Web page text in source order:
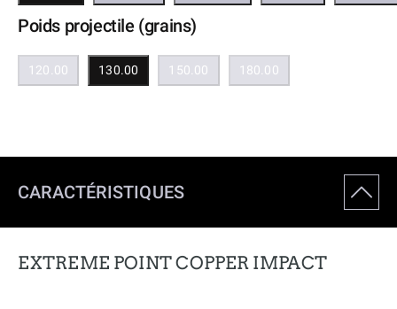
Poids projectile (grains)
120.00 130.00 150.00 180.00
CARACTÉRISTIQUES
EXTREME POINT COPPER IMPACT